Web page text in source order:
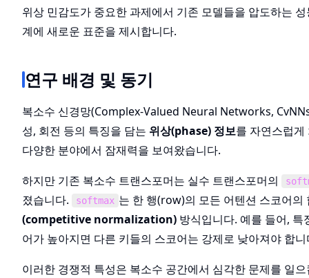
위상 민감도가 중요한 과제에서 기존 모델들을 압도하는
계에 새로운 표준을 제시합니다.
연구 배경 및 동기
복소수 신경망(Complex-Valued Neural Networks,
성, 회전 등의 특징을 담는 위상(phase) 정보를 자연스럽게
다양한 분야에서 잠재력을 보여왔습니다.
하지만 기존 복소수 트랜스포머는 실수 트랜스포머의
졌습니다. softmax 는 한 행(row)의 모든 어텐션 스코어
(competitive normalization) 방식입니다. 예를 들어,
어가 높아지면 다른 키들의 스코어는 강제로 낮아져야 합니
이러한 경쟁적 특성은 복소수 공간에서 심각한 문제를 일